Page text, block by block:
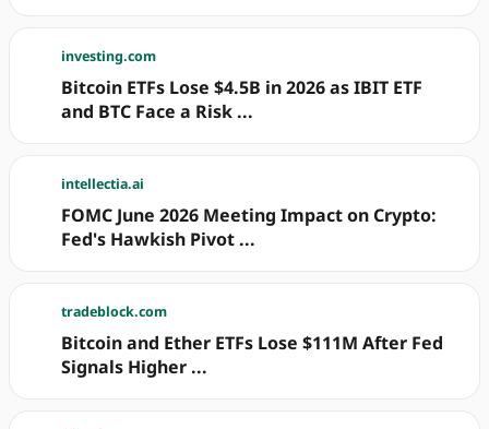
investing.com
Bitcoin ETFs Lose $4.5B in 2026 as IBIT ETF
and BTC Face a Risk ...
intellectia.ai
FOMC June 2026 Meeting Impact on Crypto:
Fed's Hawkish Pivot ...
tradeblock.com
Bitcoin and Ether ETFs Lose $111M After Fed
Signals Higher ...